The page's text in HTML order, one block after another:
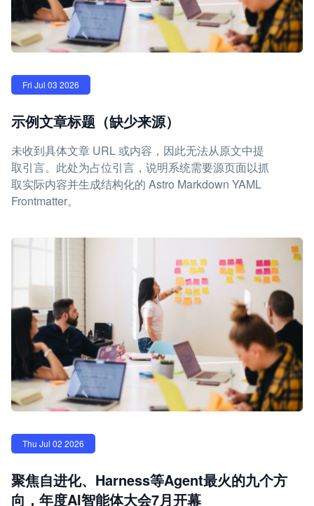
Fri Jul 03 2026
示例文章标题（缺少来源）
未收到具体文章 URL 或内容，因此无法从原文中提
取引言。此处为占位引言，说明系统需要源页面以抓
取实际内容并生成结构化的 Astro Markdown YAML
Frontmatter。
Thu Jul 02 2026
聚焦自进化、Harness等Agent最火的九个方
向，年度AI智能体大会7月开幕